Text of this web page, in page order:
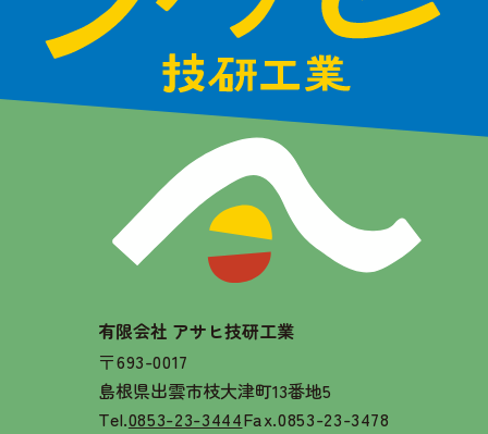
有限会社 アサヒ技研工業
〒693-0017
島根県出雲市枝大津町13番地5
Tel.0853-23-3444Fax.0853-23-3478